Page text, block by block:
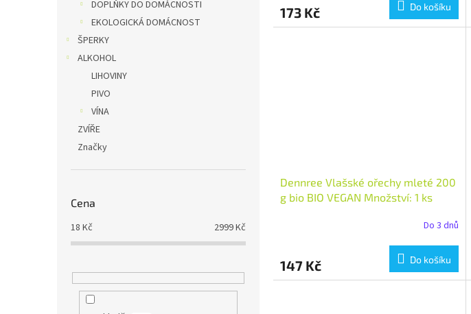
DOPLŇKY DO DOMÁCNOSTI
EKOLOGICKÁ DOMÁCNOST
ŠPERKY
ALKOHOL
LIHOVINY
PIVO
VÍNA
ZVÍŘE
Značky
Cena
18 Kč 2999Kč
173 Kč Do košíku
Dennree Vlašské ořechy mleté 200
g bio BIO VEGAN Množství: 1 ks
Do 3 dnů
147 Kč Do košíku